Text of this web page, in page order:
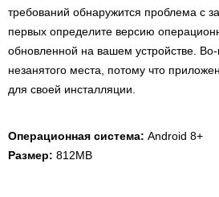
требований обнаружится проблема с
первых определите версию
обновленной на вашем устройстве.
незанятого места, потому что
для своей инсталляции.
Операционная система: Android 8+
Размер: 812MB